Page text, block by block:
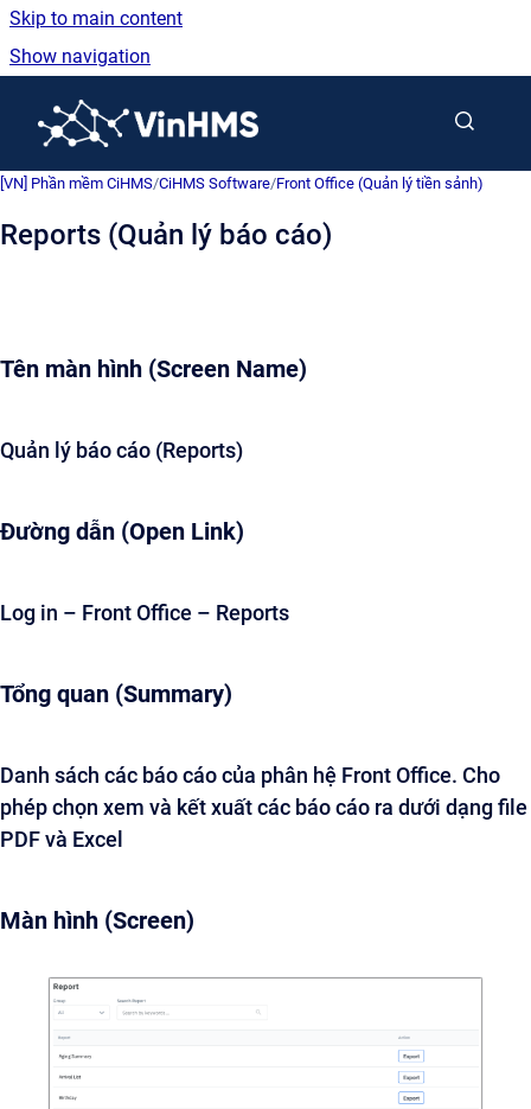
Skip to main content
Show navigation
[VN] Phần mềm CiHMS/CiHMS Software/Front Office (Quản lý tiền sảnh)
Reports (Quản lý báo cáo)
Tên màn hình (Screen Name)
Quản lý báo cáo (Reports)
Đường dẫn (Open Link)
Log in – Front Office – Reports
Tổng quan (Summary)
Danh sách các báo cáo của phân hệ Front Office. Cho
phép chọn xem và kết xuất các báo cáo ra dưới dạng file
PDF và Excel
Màn hình (Screen)